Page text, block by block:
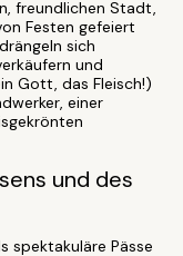
freundlichen Stadt,
Festen gefeiert
sich
und
Gott, das Fleisch!)
einer
und des
spektakuläre Pässe